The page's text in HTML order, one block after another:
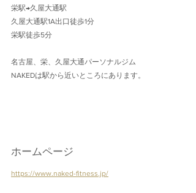
栄駅→久屋大通駅
久屋大通駅1A出口徒歩1分
栄駅徒歩5分
名古屋、栄、久屋大通パーソナルジム
NAKEDは駅から近いところにあります。
ホームページ
https://www.naked-fitness.jp/